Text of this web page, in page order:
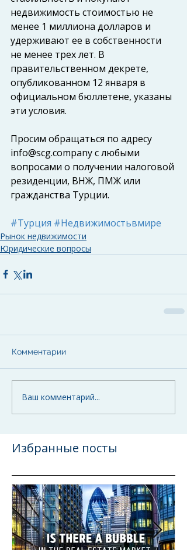
недвижимость стоимостью не
менее 1 миллиона долларов и
удерживают ее в собственности
не менее трех лет. В
правительственном декрете,
опубликованном 12 января в
официальном бюллетене, указаны
эти условия.
Просим обращаться по адресу
info@scg.company с любыми
вопросами о получении налоговой
резиденции, ВНЖ, ПМЖ или
гражданства Турции.
#Турция #Недвижимостьвмире
Рынок недвижимости
Юридические вопросы
Комментарии
Ваш комментарий...
Избранные посты